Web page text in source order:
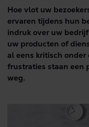
Hoe vlot uw
ervaren tijdens hun
indruk over uw
uw producten of
al eens kritisch onder
frustraties staan een
weg.